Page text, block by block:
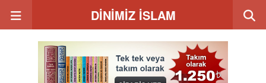
DİNİMİZ İSLAM